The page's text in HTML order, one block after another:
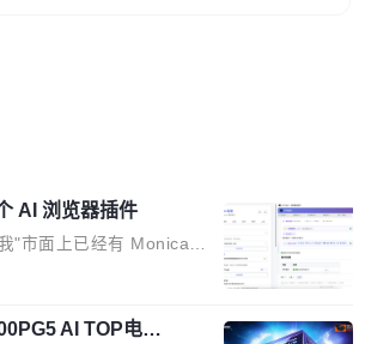
AI 浏览器插件
"市面上已经有 Monica、
这些 AI 浏览器插件
一个"，我都觉得这个问题
是从用户变成开发者的。
AI TOP电